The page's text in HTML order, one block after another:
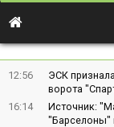
12:56
ЭСК
ворота
16:14
Источник:
"Барселоны"